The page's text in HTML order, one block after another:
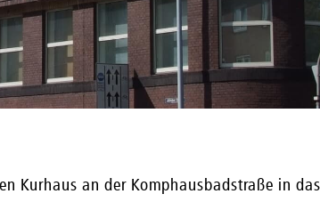
Kurhaus an der Komphausbadstraße in